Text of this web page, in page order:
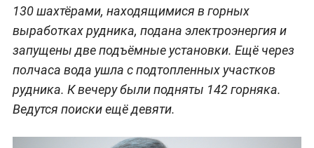
130 шахтёрами, находящимися в горных
выработках рудника, подана электроэнергия и
запущены две подъёмные установки. Ещё через
полчаса вода ушла с подтопленных участков
рудника. К вечеру были подняты 142 горняка.
Ведутся поиски ещё девяти.